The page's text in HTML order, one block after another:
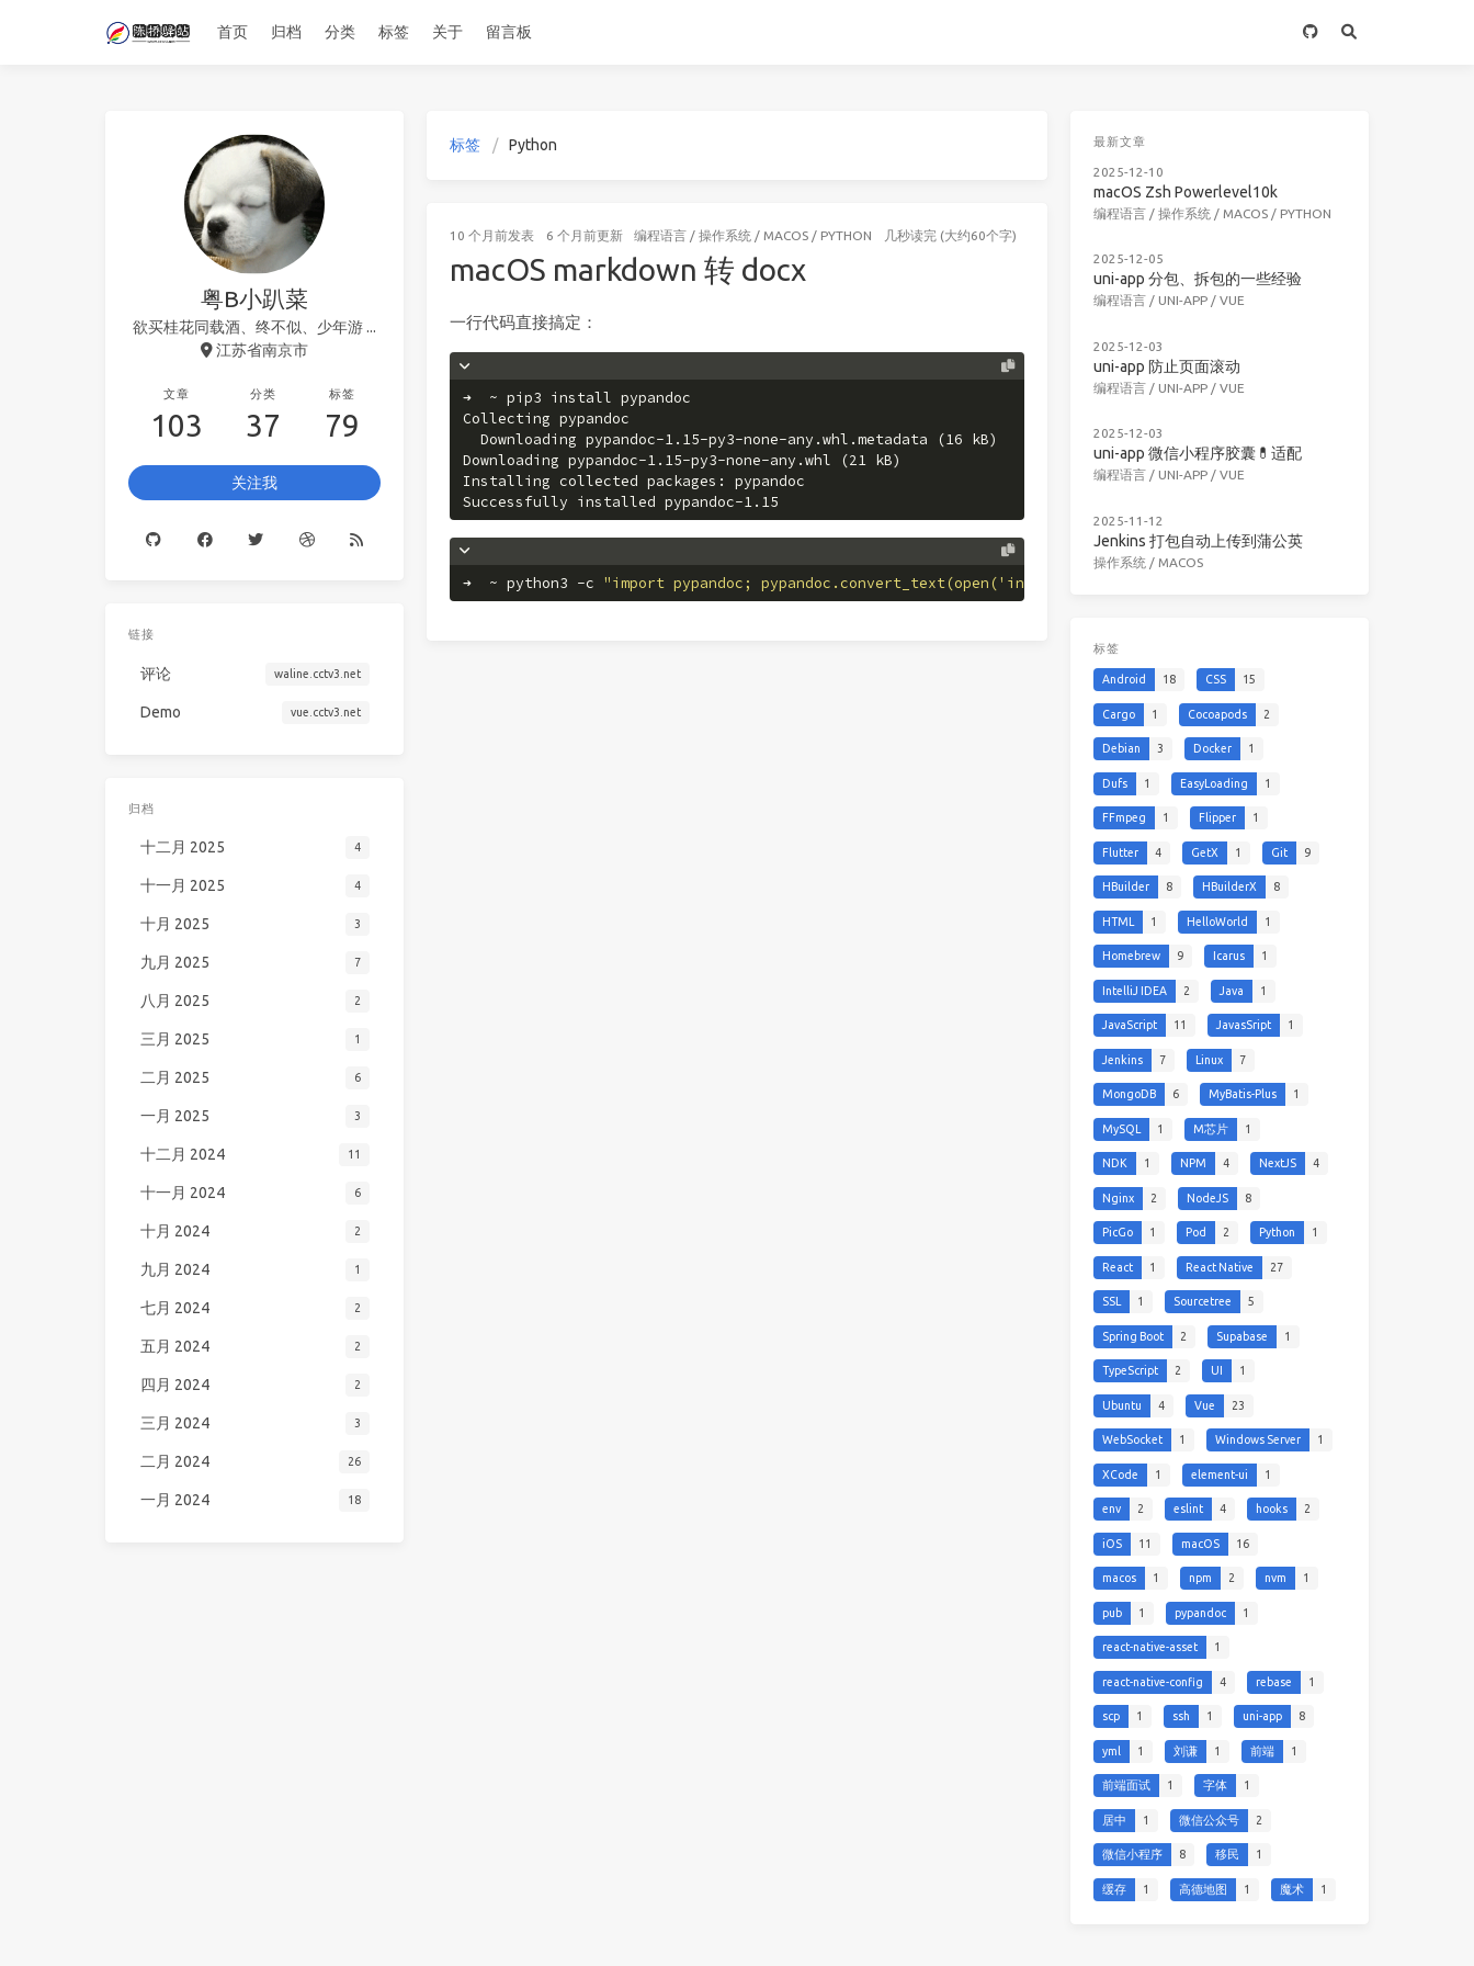
首页 归档 分类 标签 关于 留言板
标签 Python
10 个月前发表 6 个月前更新 编程语言 /操作系统 / MACOS / PYTHON 几秒读完 (大约60个字)
macOS markdown 转 docx
一行代码直接搞定：
➜  ~ pip3 install pypandoc
Collecting pypandoc
  Downloading pypandoc-1.15-py3-none-any.whl.metadata (16 kB)
Downloading pypandoc-1.15-py3-none-any.whl (21 kB)
Installing collected packages: pypandoc
Successfully installed pypandoc-1.15
➜  ~ python3 -c "import pypandoc; pypandoc.convert_text(open('input.md').read(), 'docx', format='md',
粤B小趴菜
欲买桂花同载酒、终不似、少年游 ...
江苏省南京市
文章
103
分类
37
标签
79
关注我
链接
评论 waline.cctv3.net
Demo vue.cctv3.net
归档
十二月 2025 4
十一月 2025 4
十月 2025 3
九月 2025 7
八月 2025 2
三月 2025 1
二月 2025 6
一月 2025 3
十二月 2024 11
十一月 2024 6
十月 2024 2
九月 2024 1
七月 2024 2
五月 2024 2
四月 2024 2
三月 2024 3
二月 2024 26
一月 2024 18
最新文章
2025-12-10
macOS Zsh Powerlevel10k
编程语言/ 操作系统 / MACOS/ PYTHON
2025-12-05
uni-app 分包、拆包的一些经验
编程语言/ UNI-APP/ VUE
2025-12-03
uni-app 防止页面滚动
编程语言/ UNI-APP/ VUE
2025-12-03
uni-app 微信小程序胶囊💊适配
编程语言/ UNI-APP/ VUE
2025-11-12
Jenkins 打包自动上传到蒲公英
操作系统 / MACOS
标签
Android 18 CSS 15
Cargo 1 Cocoapods 2
Debian 3 Docker 1
Dufs 1 EasyLoading 1
FFmpeg 1 Flipper 1
Flutter 4 GetX 1 Git 9
HBuilder 8 HBuilderX 8
HTML 1 HelloWorld 1
Homebrew 9 Icarus 1
IntelliJ IDEA 2 Java 1
JavaScript 11 JavasSript 1
Jenkins 7 Linux 7
MongoDB 6 MyBatis-Plus 1
MySQL 1 M芯片 1
NDK 1 NPM 4 NextJS 4
Nginx 2 NodeJS 8
PicGo 1 Pod 2 Python 1
React 1 React Native 27
SSL 1 Sourcetree 5
Spring Boot 2 Supabase 1
TypeScript 2 UI 1
Ubuntu 4 Vue 23
WebSocket 1 Windows Server 1
XCode 1 element-ui 1
env 2 eslint 4 hooks 2
iOS 11 macOS 16
macos 1 npm 2 nvm 1
pub 1 pypandoc 1
react-native-asset 1
react-native-config 4 rebase 1
scp 1 ssh 1 uni-app 8
yml 1 刘谦 1 前端 1
前端面试 1 字体 1
居中 1 微信公众号 2
微信小程序 8 移民 1
缓存 1 高德地图 1 魔术 1